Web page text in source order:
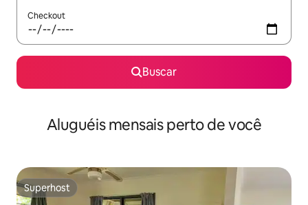
Checkout
Buscar
Aluguéis mensais perto de você
Superhost
Superhost